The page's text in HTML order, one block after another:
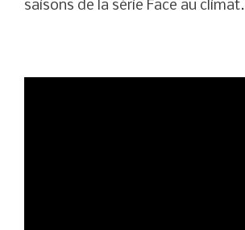
saisons de la série Face au climat.